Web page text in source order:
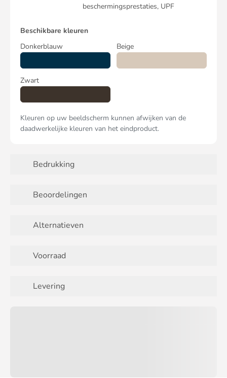
beschermingsprestaties, UPF
Beschikbare kleuren
Donkerblauw
Beige
Zwart
Kleuren op uw beeldscherm kunnen afwijken van de
daadwerkelijke kleuren van het eindproduct.
Bedrukking
Beoordelingen
Alternatieven
Voorraad
Levering